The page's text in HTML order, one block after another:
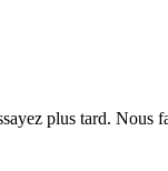
plus tard.